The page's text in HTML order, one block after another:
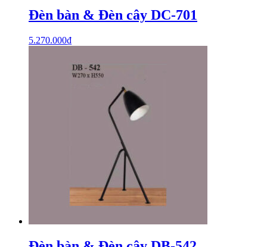
Đèn bàn & Đèn cây DC-701
5.270.000₫